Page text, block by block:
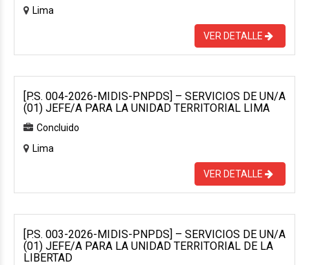
Lima
VER DETALLE
[P.S. 004-2026-MIDIS-PNPDS] – SERVICIOS DE UN/A
(01) JEFE/A PARA LA UNIDAD TERRITORIAL LIMA
Concluido
Lima
VER DETALLE
[P.S. 003-2026-MIDIS-PNPDS] – SERVICIOS DE UN/A
(01) JEFE/A PARA LA UNIDAD TERRITORIAL DE LA
LIBERTAD